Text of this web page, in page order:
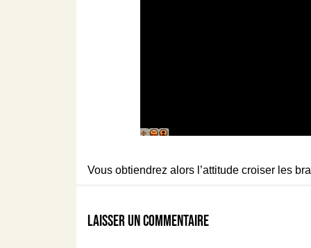
Vous obtiendrez alors l’attitude croiser les
Laisser un commentaire